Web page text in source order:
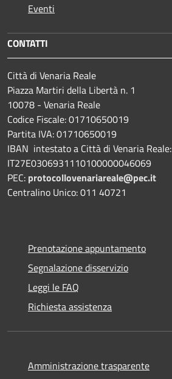
Eventi
CONTATTI
Città di Venaria Reale
Piazza Martiri della Libertà n. 1
10078 - Venaria Reale
Codice Fiscale: 01710650019
Partita IVA: 01710650019
IBAN intestato a Città di Venaria Reale:
IT27E0306931110100000046069
PEC: protocollovenariareale@pec.it
Centralino Unico: 011 40721
Prenotazione appuntamento
Segnalazione disservizio
Leggi le FAQ
Richiesta assistenza
Amministrazione trasparente